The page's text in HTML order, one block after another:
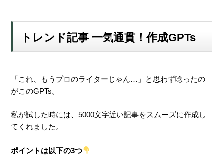
トレンド記事 一気通貫！作成GPTs
「これ、もうプロのライターじゃん…」と思わず唸ったの
がこのGPTs。
私が試した時には、5000文字近い記事をスムーズに作成し
てくれました。
ポイントは以下の3つ